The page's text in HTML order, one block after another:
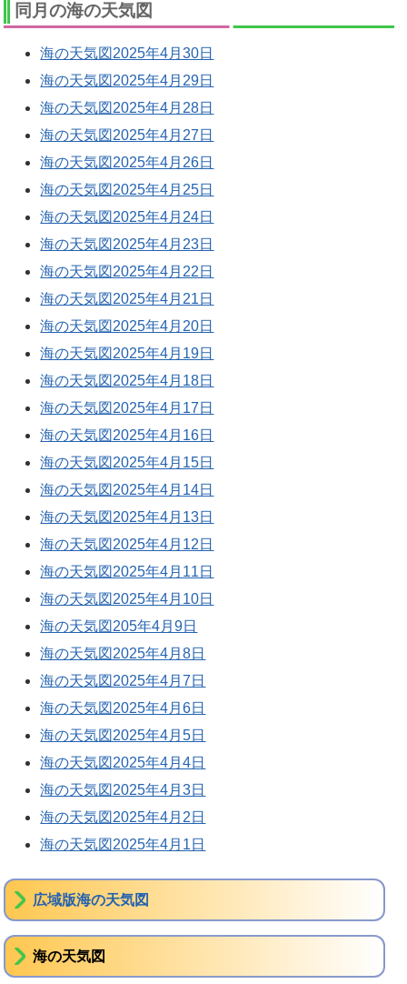
同月の海の天気図
海の天気図2025年4月30日
海の天気図2025年4月29日
海の天気図2025年4月28日
海の天気図2025年4月27日
海の天気図2025年4月26日
海の天気図2025年4月25日
海の天気図2025年4月24日
海の天気図2025年4月23日
海の天気図2025年4月22日
海の天気図2025年4月21日
海の天気図2025年4月20日
海の天気図2025年4月19日
海の天気図2025年4月18日
海の天気図2025年4月17日
海の天気図2025年4月16日
海の天気図2025年4月15日
海の天気図2025年4月14日
海の天気図2025年4月13日
海の天気図2025年4月12日
海の天気図2025年4月11日
海の天気図2025年4月10日
海の天気図205年4月9日
海の天気図2025年4月8日
海の天気図2025年4月7日
海の天気図2025年4月6日
海の天気図2025年4月5日
海の天気図2025年4月4日
海の天気図2025年4月3日
海の天気図2025年4月2日
海の天気図2025年4月1日
広域版海の天気図
海の天気図